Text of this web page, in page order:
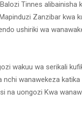
Tinnes alibainisha
Zanzibar kwa
ushiriki wa
wakuu wa serikali
nchi wanawekeza
na uongozi Kwa